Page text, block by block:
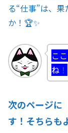
る“仕事”は、
か！🏆✨
こ
ね！
次のページに
す！そちらも